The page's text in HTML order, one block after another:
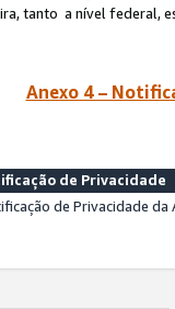
tanto a nível federal,
Anexo 4 –
de Privacidade
de Privacidade